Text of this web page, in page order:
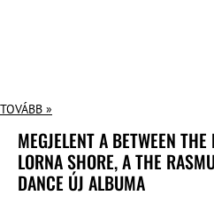
TOVÁBB »
MEGJELENT A BETWEEN
LORNA SHORE, A THE
DANCE ÚJ ALBUMA